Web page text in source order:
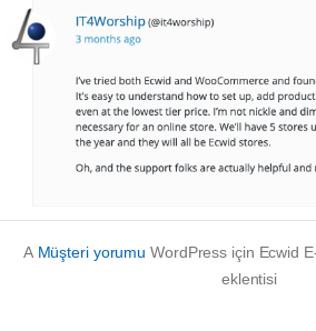
A Müşteri yorumu WordPress için Ecwid
eklentisi